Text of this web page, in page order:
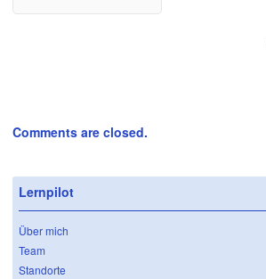
Comments are closed.
Lernpilot
Über mich
Team
Standorte